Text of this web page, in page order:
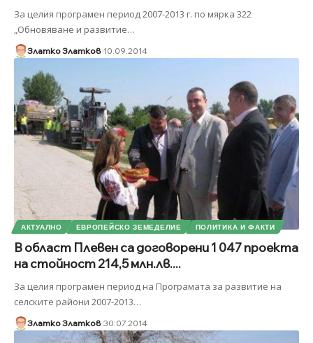
За целия програмен период 2007-2013 г. по мярка 322
„Обновяване и развитие…
Златко Златков 10.09.2014
АКТУАЛНО ЕВРОПЕЙСКО ЗЕМЕДЕЛИЕ ПОЛИТИКА И ФАКТИ
В област Плевен са договорени 1 047 проекта
на стойност 214,5 млн.лв....
За целия програмен период на Програмата за развитие на
селските райони 2007-2013…
Златко Златков 30.07.2014